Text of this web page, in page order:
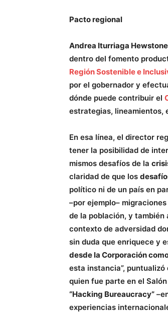
Pacto regional
Andrea Iturriaga Hewstone
dentro del fomento
Región Sostenible e
por el gobernador y
dónde puede contribuir el
estrategias, lineamientos,
En esa línea, el director
tener la posibilidad de
mismos desafíos de la
claridad de que los
político ni de un país en
–por ejemplo–
de la población, y
contexto de adversidad
sin duda que enriquece y
desde la Corporación
esta instancia”,
quien fue parte en el
“Hacking Bureaucracy”
experiencias